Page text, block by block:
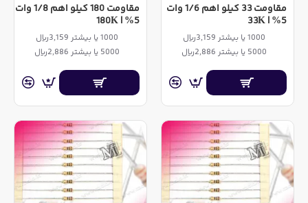
مقاومت 33 کیلو اهم 1/6 وات
5% | 33K
1000 یا بیشتر 3,159ریال
5000 یا بیشتر 2,886ریال
مقاومت 180 کیلو اهم 1/8 وات
5% | 180K
1000 یا بیشتر 3,159ریال
5000 یا بیشتر 2,886ریال